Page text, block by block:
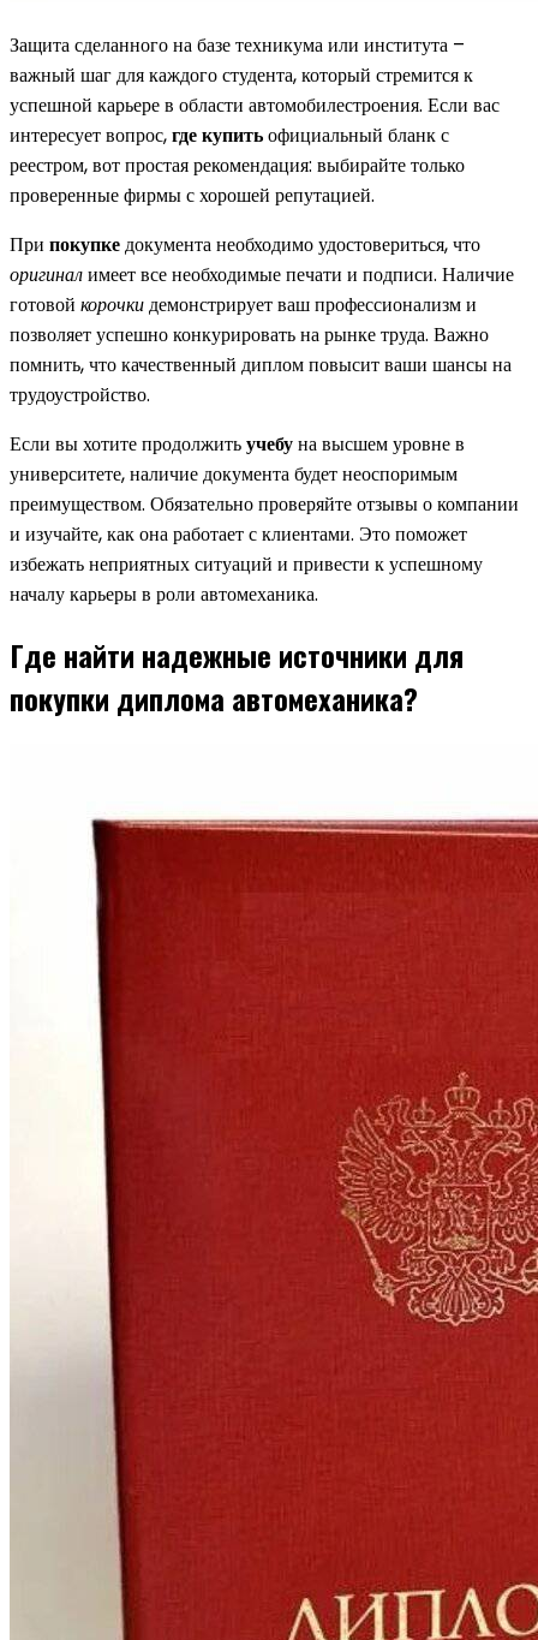
Защита сделанного на базе техникума или института –
важный шаг для каждого студента, который стремится к
успешной карьере в области автомобилестроения. Если вас
интересует вопрос,где купитьофициальный бланк с
реестром, вот простая рекомендация: выбирайте только
проверенные фирмы с хорошей репутацией.
При покупкедокумента необходимо удостовериться, что
оригиналимеет все необходимые печати и подписи. Наличие
готовой корочкидемонстрирует ваш профессионализм и
позволяет успешно конкурировать на рынке труда. Важно
помнить, что качественный диплом повысит ваши шансы на
трудоустройство.
Если вы хотите продолжитьучебуна высшем уровне в
университете, наличие документа будет неоспоримым
преимуществом. Обязательно проверяйте отзывы о компании
и изучайте, как она работает с клиентами. Это поможет
избежать неприятных ситуаций и привести к успешному
началу карьеры в роли автомеханика.
Где найти надежные источники для
покупки диплома автомеханика?